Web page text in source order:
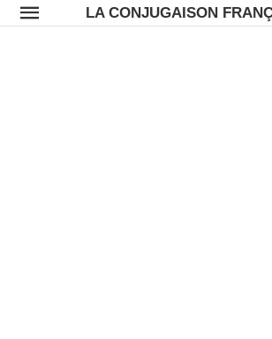
LA CONJUGAISON